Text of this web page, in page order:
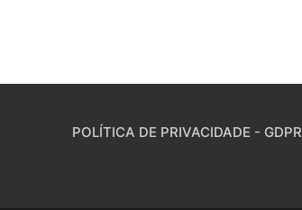
POLÍTICA DE PRIVACIDADE - GDPR